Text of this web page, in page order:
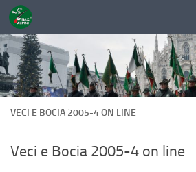
Sotto il contenuto
VECI E BOCIA 2005-4 ON LINE
Veci e Bocia 2005-4 on line